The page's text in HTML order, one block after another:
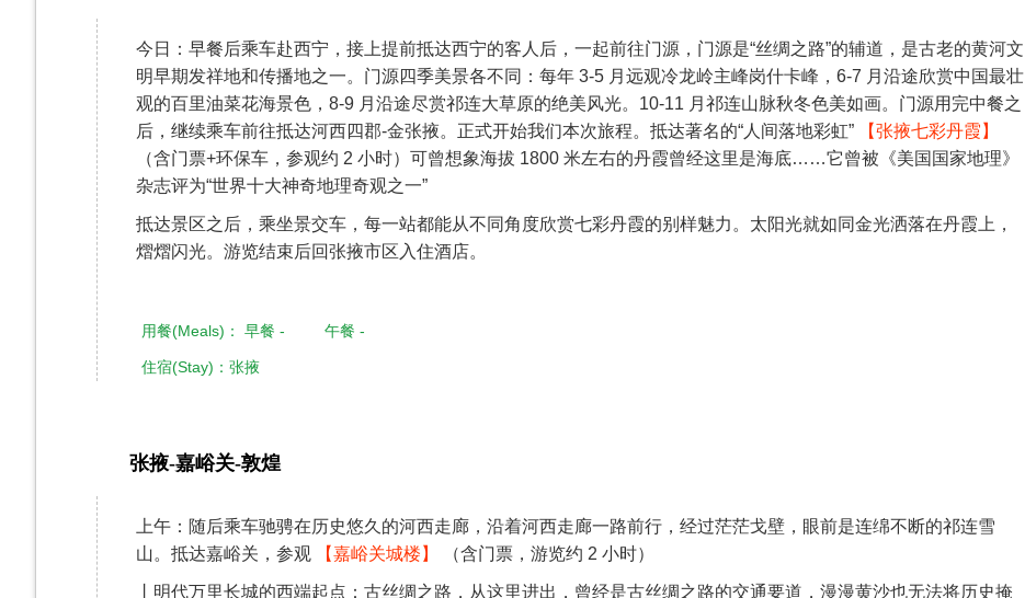
今日：早餐后乘车赴西宁，接上提前抵达西宁的客人后，一起前往门源，门源是“丝绸之路”的辅道，是古老的黄河文
明早期发祥地和传播地之一。门源四季美景各不同：每年 3-5 月远观冷龙岭主峰岗什卡峰，6-7 月沿途欣赏中国最壮
观的百里油菜花海景色，8-9 月沿途尽赏祁连大草原的绝美风光。10-11 月祁连山脉秋冬色美如画。门源用完中餐之
后，继续乘车前往抵达河西四郡-金张掖。正式开始我们本次旅程。抵达著名的“人间落地彩虹”
【张掖七彩丹霞】
（含门票+环保车，参观约 2 小时）可曾想象海拔 1800 米左右的丹霞曾经这里是海底……它曾被《美国国家地理》
杂志评为“世界十大神奇地理奇观之一”
抵达景区之后，乘坐景交车，每一站都能从不同角度欣赏七彩丹霞的别样魅力。太阳光就如同金光洒落在丹霞上，
熠熠闪光。游览结束后回张掖市区入住酒店。
用餐(Meals)： 早餐 - 午餐 -
住宿(Stay)：张掖
张掖-嘉峪关-敦煌
上午：随后乘车驰骋在历史悠久的河西走廊，沿着河西走廊一路前行，经过茫茫戈壁，眼前是连绵不断的祁连雪
山。抵达嘉峪关，参观
【嘉峪关城楼】 （含门票，游览约 2 小时）
丨明代万里长城的西端起点：古丝绸之路，从这里进出，曾经是古丝绸之路的交通要道，漫漫黄沙也无法将历史掩